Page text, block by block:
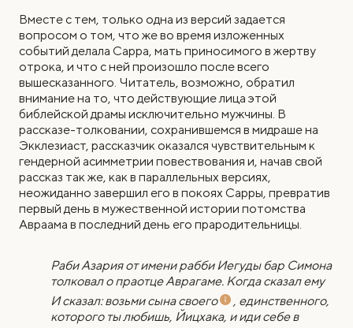
Вместе с тем, только одна из версий задается
вопросом о том, что же во время изложенных
событий делала Сарра, мать приносимого в жертву
отрока, и что с ней произошло после всего
вышесказанного. Читатель, возможно, обратил
внимание на то, что действующие лица этой
библейской драмы исключительно мужчины. В
рассказе-толковании, сохранившемся в мидраше на
Экклезиаст, рассказчик оказался чувствительным к
гендерной асимметрии повествования и, начав свой
рассказ так же, как в параллельных версиях,
неожиданно завершил его в покоях Сарры, превратив
первый день в мужественной истории потомства
Авраама в последний день его прародительницы.
Раби Азария от имени рабби Иегуды бар Симона
толковал о праотце Аврагаме. Когда сказал ему
И сказал: возьми сына своего
, единственного,
которого ты любишь, Йицхака, и иди себе в